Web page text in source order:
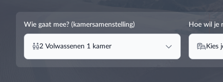
Filter
Wie gaat mee? (kamersamenstelling)
2 Volwassenen 1 kamer
Hoe wil je
Kies